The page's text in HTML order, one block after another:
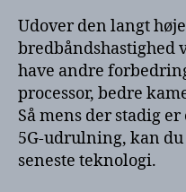
Udover den langt
bredbåndshastighed
have andre
processor, bedre
Så mens der stadig
5G-udrulning, kan
seneste teknologi.